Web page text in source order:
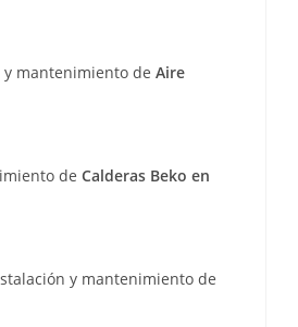
mantenimiento de Aire
de Calderas Beko en
y mantenimiento de